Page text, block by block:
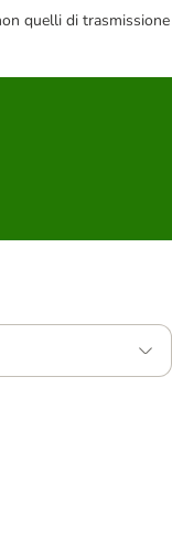
quelli di trasmissione